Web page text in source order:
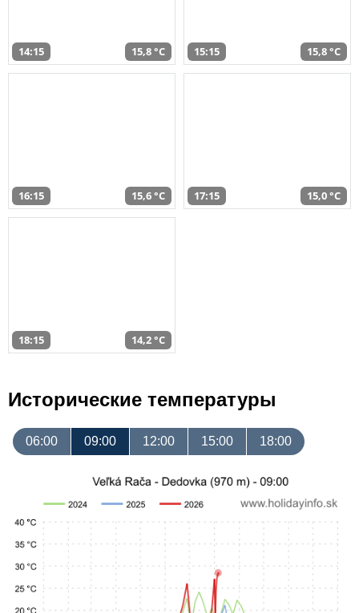
14:15 15,8 °C 15:15 15,8 °C
16:15 15,6 °C 17:15 15,0 °C
18:15 14,2 °C
Исторические температуры
06:00 09:00 12:00 15:00 18:00